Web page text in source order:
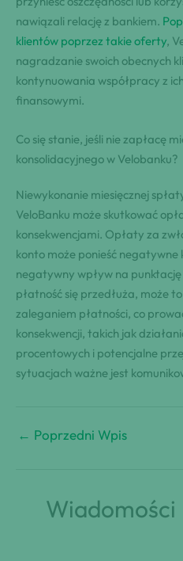
nawiązali relację z bankiem.
klientów poprzez takie oferty,
nagradzanie swoich obecnych
kontynuowania współpracy z
finansowymi.
Co się stanie, jeśli nie zapłacę
konsolidacyjnego w Velobanku?
Niewykonanie miesięcznej
VeloBanku może skutkować
konsekwencjami. Opłaty za
konto może ponieść negatywne
negatywny wpływ na
płatność się przedłuża, może
zaleganiem płatności, co
konsekwencji, takich jak
procentowych i potencjalne
sytuacjach ważne jest
← Poprzedni Wpis
Wiadomości